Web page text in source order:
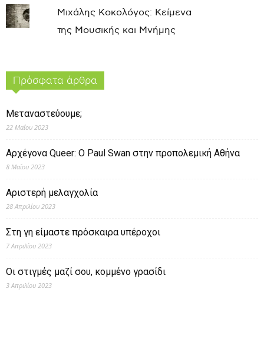
Μιχάλης Κοκολόγος: Κείμενα
της Μουσικής και Μνήμης
Πρόσφατα άρθρα
Μεταναστεύουμε;
22 Μαΐου 2023
Αρχέγονα Queer: O Paul Swan στην προπολεμική Αθήνα
8 Μαΐου 2023
Αριστερή μελαγχολία
28 Απριλίου 2023
Στη γη είμαστε πρόσκαιρα υπέροχοι
7 Απριλίου 2023
Οι στιγμές μαζί σου, κομμένο γρασίδι
3 Απριλίου 2023